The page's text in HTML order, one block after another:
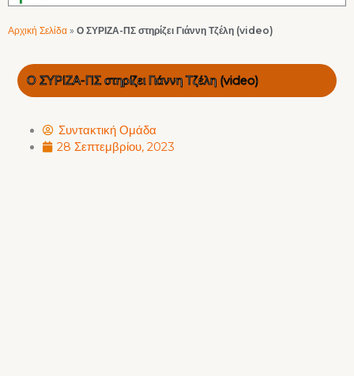
Αρχική Σελίδα » Ο ΣΥΡΙΖΑ-ΠΣ στηρίζει Γιάννη Τζέλη (video)
Ο ΣΥΡΙΖΑ-ΠΣ στηρίζει Γιάννη Τζέλη (video)
Συντακτική Ομάδα
28 Σεπτεμβρίου, 2023